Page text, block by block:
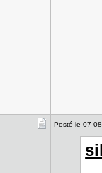
Posté le 07-